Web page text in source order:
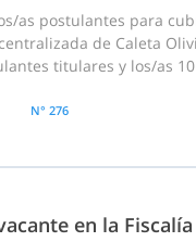
as postulantes para
de Caleta
titulares y los/as
N° 276
en la